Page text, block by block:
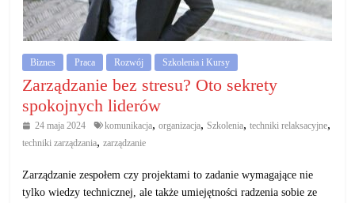
gospodarczą.
Porady
biznesowe
Biznes Praca Rozwój Szkolenia i Kursy
Zarządzanie bez stresu? Oto sekrety
spokojnych liderów
24 maja 2024 komunikacja, organizacja, Szkolenia, techniki relaksacyjne,
techniki zarządzania,zarządzanie
Zarządzanie zespołem czy projektami to zadanie wymagające nie
tylko wiedzy technicznej, ale także umiejętności radzenia sobie ze